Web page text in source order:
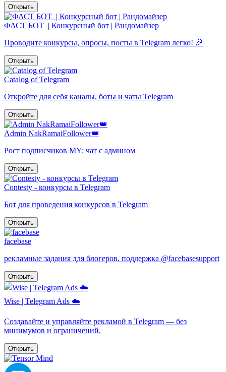
Открыть
ФАСТ БОТ ️ | Конкурсный бот | Рандомайзер
Проводите конкурсы, опросы, посты в Telegram легко! 🎉
Открыть
Catalog of Telegram
Откройте для себя каналы, боты и чаты Telegram
Открыть
Admin NakRamaiFollower👑
Рост подписчиков MY: чат с админом
Открыть
Contesty - конкурсы в Telegram
Бот для проведения конкурсов в Telegram
Открыть
facebase
рекламные задания для блогеров. поддержка @facebasesupport
Открыть
Wise | Telegram Ads ☁️
Создавайте и управляйте рекламой в Telegram — без
минимумов и ограничений.
Открыть